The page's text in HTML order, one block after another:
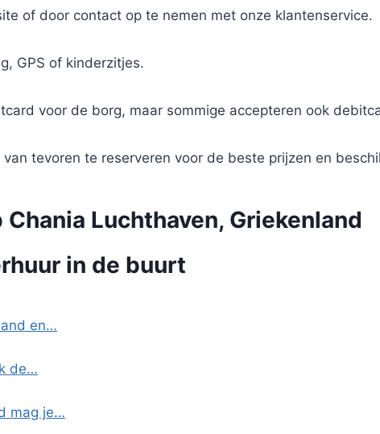
of door contact op te nemen met onze klantenservice.
GPS of kinderzitjes.
voor de borg, maar sommige accepteren ook
tevoren te reserveren voor de beste prijzen en
Luchthaven, Griekenland
in de buurt
en…
de…
mag je…